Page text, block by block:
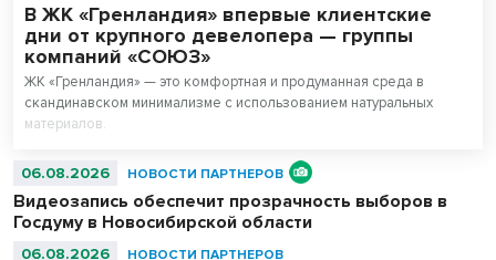
В ЖК «Гренландия» впервые клиентские
дни от крупного девелопера — группы
компаний «СОЮЗ»
ЖК «Гренландия» — это комфортная и продуманная среда в
скандинавском минимализме с использованием натуральных
материалов.
06.08.2026 НОВОСТИ ПАРТНЕРОВ
Видеозапись обеспечит прозрачность выборов в
Госдуму в Новосибирской области
06.08.2026 НОВОСТИ ПАРТНЕРОВ